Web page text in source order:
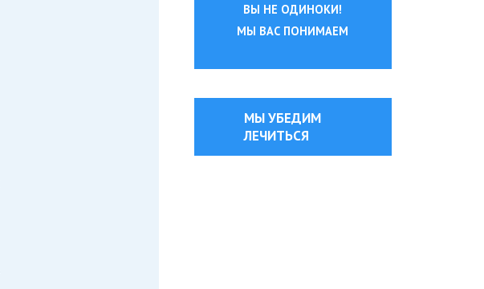
ВЫ НЕ ОДИНОКИ!
МЫ ВАС ПОНИМАЕМ
МЫ УБЕДИМ
ЛЕЧИТЬСЯ